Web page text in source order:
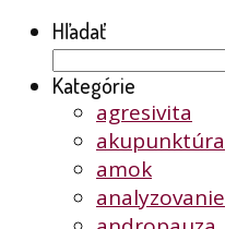
Hľadať
Hľadať:
Kategórie
agresivita
akupunktúra
amok
analyzovanie